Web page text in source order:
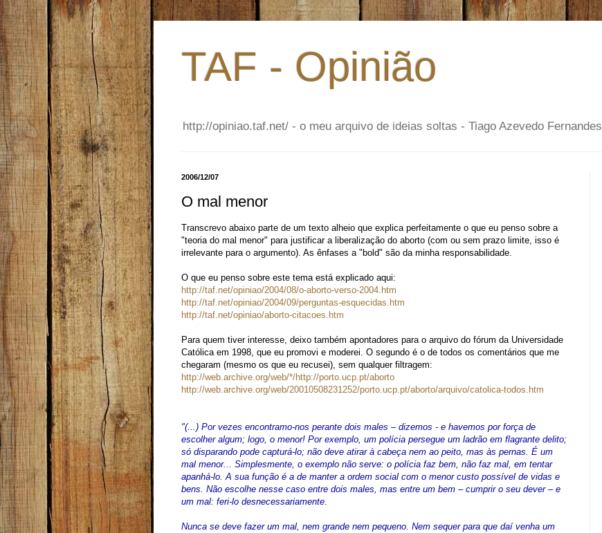
TAF - Opinião
http://opiniao.taf.net/ - o meu arquivo de ideias soltas - Tiago Azevedo Fernandes
2006/12/07
O mal menor
Transcrevo abaixo parte de um texto alheio que explica perfeitamente o que eu penso sobre a
"teoria do mal menor" para justificar a liberalização do aborto (com ou sem prazo limite, isso é
irrelevante para o argumento). As ênfases a "bold" são da minha responsabilidade.
O que eu penso sobre este tema está explicado aqui:
http://taf.net/opiniao/2004/08/o-aborto-verso-2004.htm
http://taf.net/opiniao/2004/09/perguntas-esquecidas.htm
http://taf.net/opiniao/aborto-citacoes.htm
Para quem tiver interesse, deixo também apontadores para o arquivo do fórum da Universidade
Católica em 1998, que eu promovi e moderei. O segundo é o de todos os comentários que me
chegaram (mesmo os que eu recusei), sem qualquer filtragem:
http://web.archive.org/web/*/http://porto.ucp.pt/aborto
http://web.archive.org/web/20010508231252/porto.ucp.pt/aborto/arquivo/catolica-todos.htm
"(...) Por vezes encontramo-nos perante dois males – dizemos - e havemos por força de
escolher algum; logo, o menor! Por exemplo, um polícia persegue um ladrão em flagrante delito;
só disparando pode capturá-lo; não deve atirar à cabeça nem ao peito, mas às pernas. É um
mal menor... Simplesmente, o exemplo não serve: o polícia faz bem, não faz mal, em tentar
apanhá-lo. A sua função é a de manter a ordem social com o menor custo possível de vidas e
bens. Não escolhe nesse caso entre dois males, mas entre um bem – cumprir o seu dever – e
um mal: feri-lo desnecessariamente.
Nunca se deve fazer um mal, nem grande nem pequeno. Nem sequer para que daí venha um